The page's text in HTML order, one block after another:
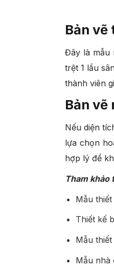
Bản vẽ
Đây là mẫu
trệt 1 lầu
thành viên
Bản vẽ
Nếu diện
lựa chọn
hợp lý để
Tham khảo
Mẫu
Thiết kế
Mẫu
Mẫu nhà